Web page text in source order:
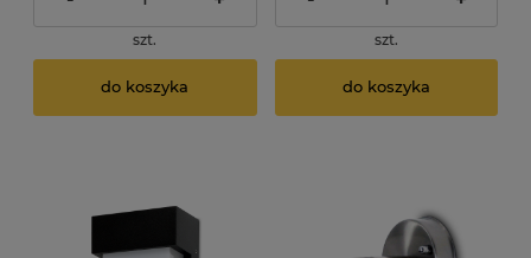
szt.
do koszyka
szt.
do koszyka